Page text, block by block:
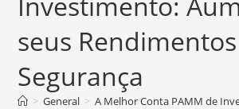
seus
Segurança
> General > A Melhor Conta PAMM de